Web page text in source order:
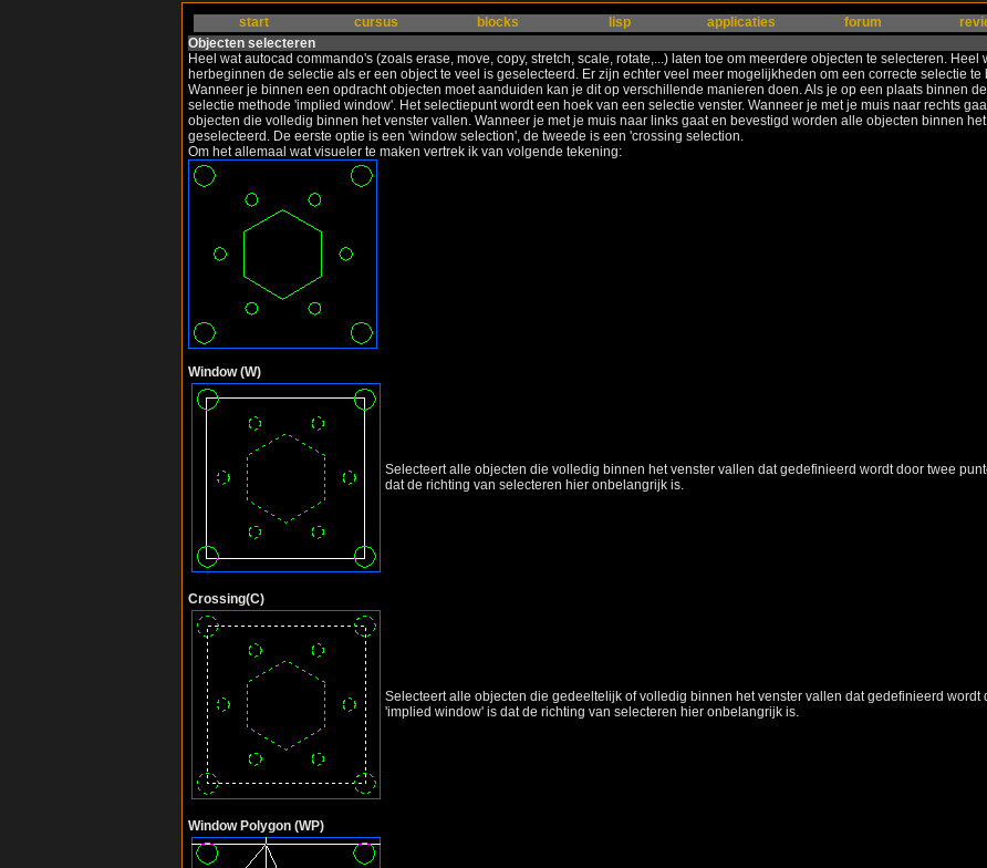
start cursus blocks lisp applicaties forum
Objecten selecteren
Heel wat autocad commando's (zoals erase, move, copy, stretch, scale, rotate,...) laten toe om meerdere objecten te selecteren.
herbeginnen de selectie als er een object te veel is geselecteerd. Er zijn echter veel meer mogelijkheden om een correcte selectie te
Wanneer je binnen een opdracht objecten moet aanduiden kan je dit op verschillende manieren doen. Als je op een plaats binnen
selectie methode 'implied window'. Het selectiepunt wordt een hoek van een selectie venster. Wanneer je met je muis naar rechts
objecten die volledig binnen het venster vallen. Wanneer je met je muis naar links gaat en bevestigd worden alle objecten binnen
geselecteerd. De eerste optie is een 'window selection', de tweede is een 'crossing selection.
Om het allemaal wat visueler te maken vertrek ik van volgende tekening:
Window (W)
Selecteert alle objecten die volledig binnen het venster vallen dat gedefinieerd wordt door twee
dat de richting van selecteren hier onbelangrijk is.
Crossing(C)
Selecteert alle objecten die gedeeltelijk of volledig binnen het venster vallen dat gedefinieerd wordt
'implied window' is dat de richting van selecteren hier onbelangrijk is.
Window Polygon (WP)